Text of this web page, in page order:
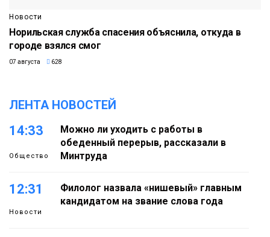
Новости
Норильская служба спасения объяснила, откуда в
городе взялся смог
07 августа 628
ЛЕНТА НОВОСТЕЙ
14:33
Общество
Можно ли уходить с работы в
обеденный перерыв, рассказали в
Минтруда
12:31
Новости
Филолог назвала «нишевый» главным
кандидатом на звание слова года